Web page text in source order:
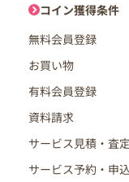
コイン獲得条件
無料会員登録
お買い物
有料会員登録
資料請求
サービス見積・査定
サービス予約・申込